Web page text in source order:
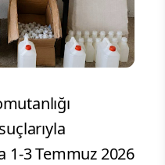
1-3 Temmuz 2026